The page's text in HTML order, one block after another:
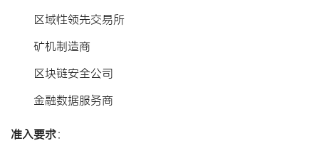
区域性领先交易所
矿机制造商
区块链安全公司
金融数据服务商
准入要求​：